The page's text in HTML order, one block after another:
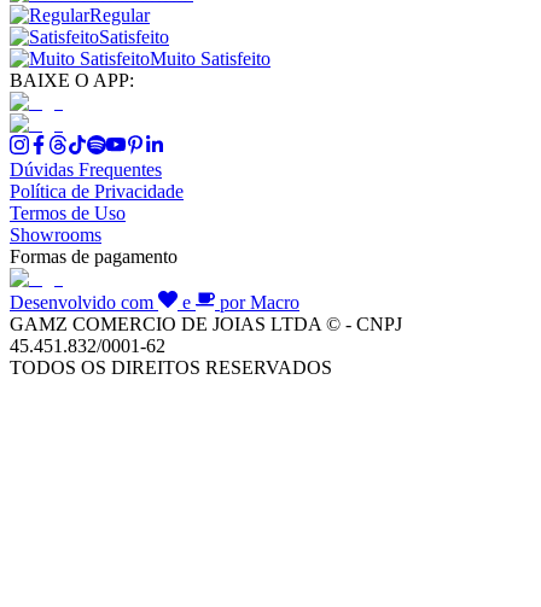
Regular
Satisfeito
Muito Satisfeito
BAIXE O APP:
Dúvidas Frequentes
Política de Privacidade
Termos de Uso
Showrooms
Formas de pagamento
Desenvolvido com e
por Macro
GAMZ COMERCIO DE JOIAS LTDA © - CNPJ
45.451.832/0001-62
TODOS OS DIREITOS RESERVADOS